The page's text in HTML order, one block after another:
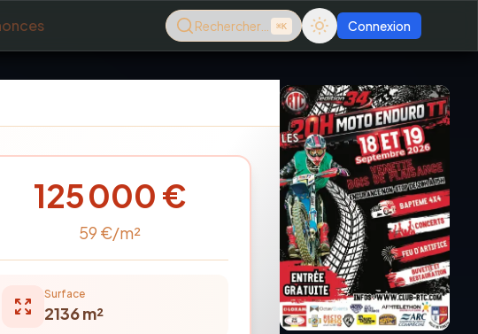
Rechercher… ⌘K Connexion
125 000 €
59 €/m²
Surface
2136m²
Consultez le dernier
magazine en ligne
Août2026